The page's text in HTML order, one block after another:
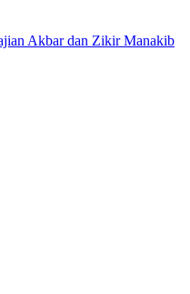
Akbar dan Zikir Manakib